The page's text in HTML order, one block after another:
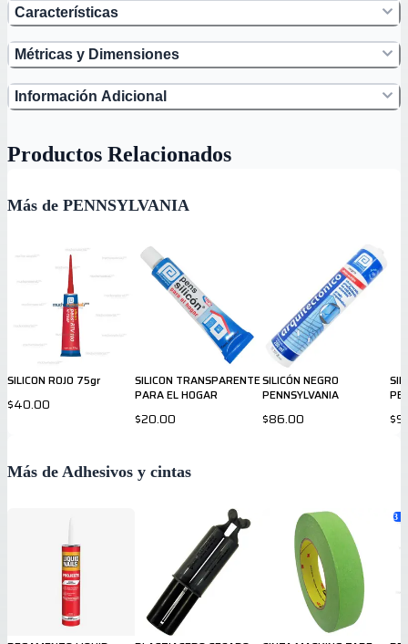
Características
Métricas y Dimensiones
Información Adicional
Productos Relacionados
Más de PENNSYLVANIA
SILICON ROJO 75gr
$40.00
SILICON TRANSPARENTE
PARA EL HOGAR
$20.00
SILICÓN NEGRO
PENNSYLVANIA
$86.00
Más de Adhesivos y cintas
3